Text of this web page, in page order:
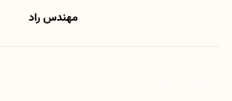
مهندس راد